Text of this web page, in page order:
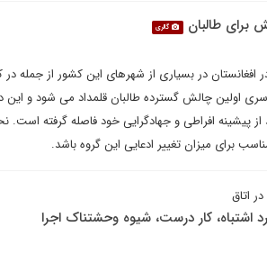
برای طالبان گالری
افغانستان در بسیاری از شهرهای این کشور از جمله
اولین چالش گسترده طالبان قلمداد می شود و
پیشینه افراطی و جهادگرایی خود فاصله گرفته است.
برای میزان تغییر ادعایی این گروه باشد.
اشتباه، کار درست، شیوه وحشتناک اجرا